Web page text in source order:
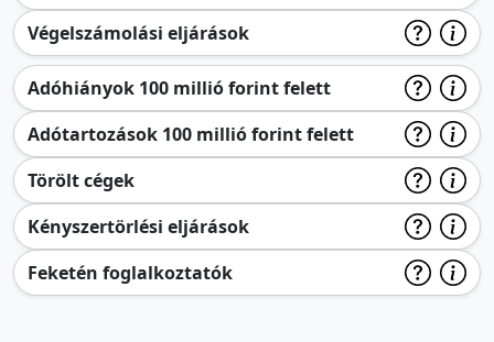
Végelszámolási eljárások
Adóhiányok 100 millió forint felett
Adótartozások 100 millió forint felett
Törölt cégek
Kényszertörlési eljárások
Feketén foglalkoztatók